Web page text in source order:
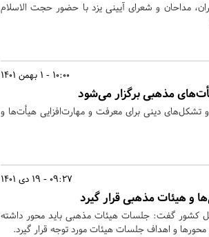
مداحان و شعرای آیینی یزد با حضور حجت الاسلام
10:00 - 1 بهمن 1401
مذهبی برگزار می‌شود
تشکل‌های دینی برای معرفت و مهارت‌افزایی هیأت‌ها و
09:27 - 19 دی 1401
و هیئات مذهبی قرار گیرد
کشور گفت: جلسات هیئات مذهبی باید محور داشته
محورها و اهداف جلسات هیئات مورد توجه قرار گیرد.